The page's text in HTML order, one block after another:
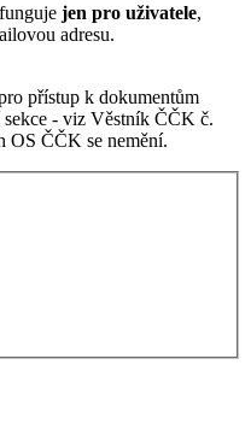
jen pro uživatele,
adresu.
přístup k dokumentům
- viz Věstník ČČK č.
OS ČČK se nemění.